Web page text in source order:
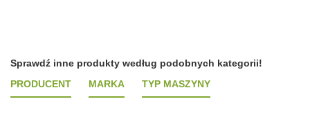
Sprawdź inne produkty według podobnych kategorii!
PRODUCENT
MARKA TYP MASZYNY